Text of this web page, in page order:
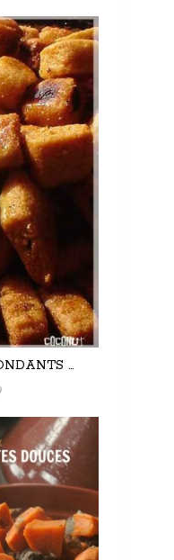
…